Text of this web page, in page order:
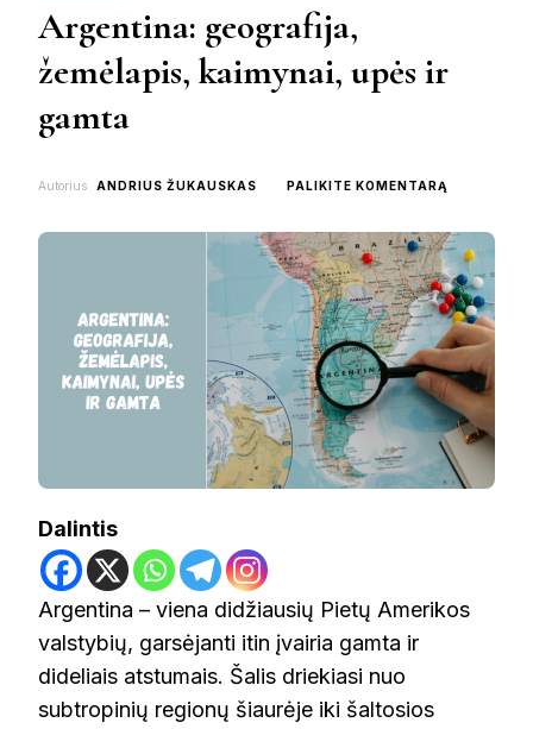
Argentina: geografija,
žemėlapis, kaimynai, upės ir
gamta
Autorius ANDRIUS ŽUKAUSKAS PALIKITE KOMENTARĄ
ŽEMĖLAPIS,
KAIMYNAI,
UPĖS
IR
GAMTA
Dalintis
Argentina – viena didžiausių Pietų Amerikos
valstybių, garsėjanti itin įvairia gamta ir
dideliais atstumais. Šalis driekiasi nuo
subtropinių regionų šiaurėje iki šaltosios